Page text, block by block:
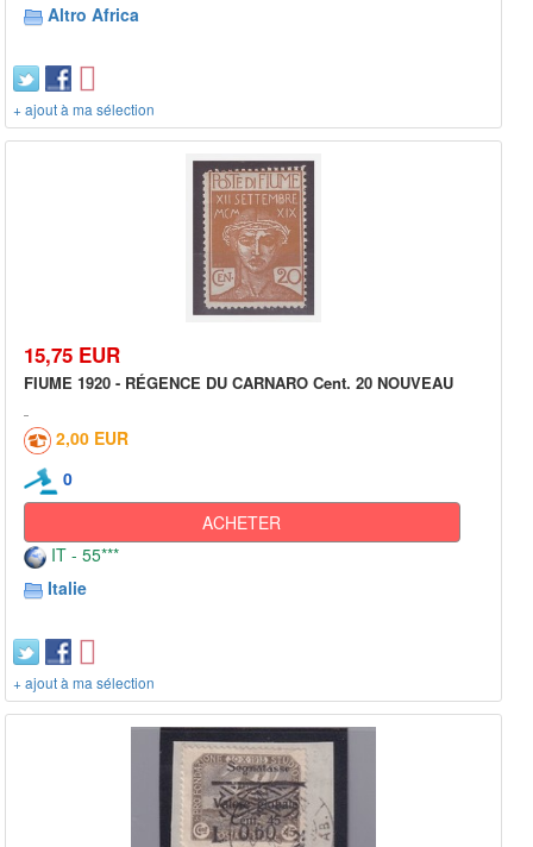
Altro Africa
+ ajout à ma sélection
15,75 EUR
FIUME 1920 - RÉGENCE DU CARNARO Cent. 20 NOUVEAU
2,00 EUR
0
ACHETER
IT - 55***
Italie
+ ajout à ma sélection